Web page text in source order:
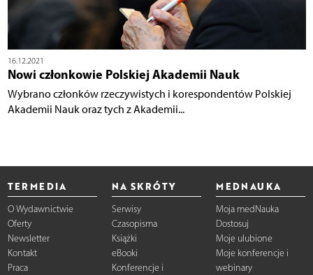
16.12.2021
Nowi członkowie Polskiej Akademii Nauk
Wybrano członków rzeczywistych i korespondentów Polskiej
Akademii Nauk oraz tych z Akademii...
TERMEDIA
O Wydawnictwie
Oferty
Newsletter
Kontakt
Praca
NA SKRÓTY
Serwisy
Czasopisma
Książki
eBooki
Konferencje i
MEDNAUKA
Moja medNauka
Dostosuj
Moje ulubione
Moje konferencje i
webinary